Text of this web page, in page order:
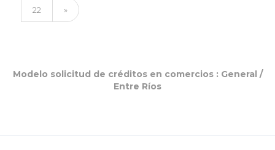
22 »
Modelo solicitud de créditos en comercios : General /
Entre Ríos